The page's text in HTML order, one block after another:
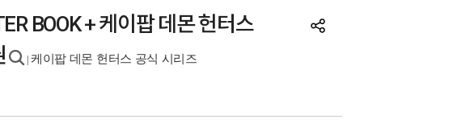
BOOK + 케이팝 데몬 헌터스
케이팝 데몬 헌터스 공식 시리즈